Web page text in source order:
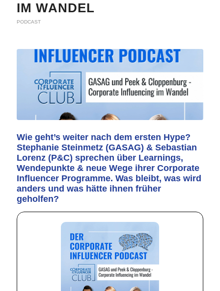
IM WANDEL
PODCAST
Wie geht’s weiter nach dem ersten Hype?
Stephanie Steinmetz(GASAG) & Sebastian
Lorenz(P&C) sprechen über Learnings,
Wendepunkte & neue Wege ihrer Corporate
Influencer Programme. Was bleibt, was wird
anders und was hätte ihnen früher
geholfen?